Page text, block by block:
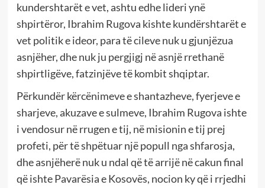
kundershtarët e vet, ashtu edhe lideri ynë
shpirtëror, Ibrahim Rugova kishte kundërshtarët e
vet politik e ideor, para të cileve nuk u gjunjëzua
asnjëher, dhe nuk ju pergjigj në asnjë rrethanë
shpirtligëve, fatzinjëve të kombit shqiptar.
Përkundër kërcënimeve e shantazheve, fyerjeve e
sharjeve, akuzave e sulmeve, Ibrahim Rugova ishte
i vendosur në rrugen e tij, në misionin e tij prej
profeti, për të shpëtuar një popull nga shfarosja,
dhe asnjëherë nuk u ndal që të arrijë në cakun final
që ishte Pavarësia e Kosovës, nocion ky që i rrjedhi